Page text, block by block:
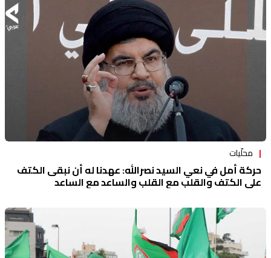
منوعات
محلّيات
حركة أمل في نعي السيد نصرالله: عهدنا له أن نبقى الكتف
على الكتف والقلب مع القلب والساعد مع الساعد